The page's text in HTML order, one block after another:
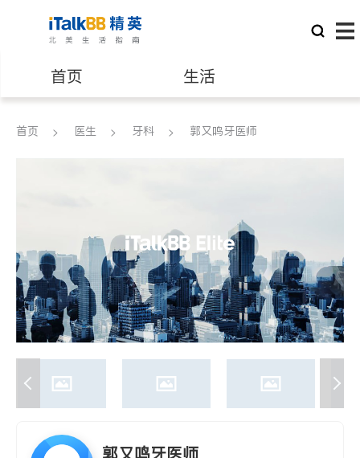
首页 生活
医生 律师
养老 非盈利组织
首页 医生 牙科 郭又鸣牙医师